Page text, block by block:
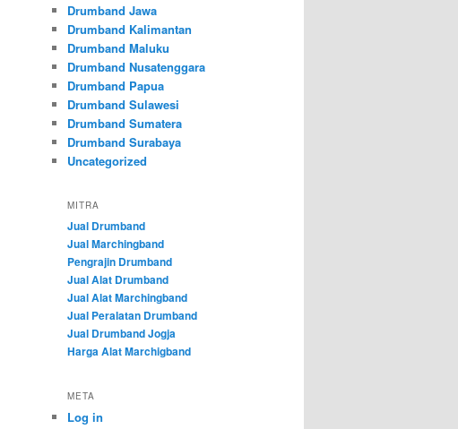
Drumband Jawa
Drumband Kalimantan
Drumband Maluku
Drumband Nusatenggara
Drumband Papua
Drumband Sulawesi
Drumband Sumatera
Drumband Surabaya
Uncategorized
MITRA
Jual Drumband
Jual Marchingband
Pengrajin Drumband
Jual Alat Drumband
Jual Alat Marchingband
Jual Peralatan Drumband
Jual Drumband Jogja
Harga Alat Marchigband
META
Log in